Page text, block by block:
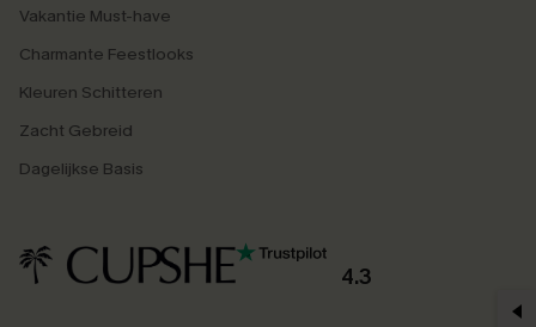
Vakantie Must-have
Charmante Feestlooks
Kleuren Schitteren
Zacht Gebreid
Dagelijkse Basis
4.3